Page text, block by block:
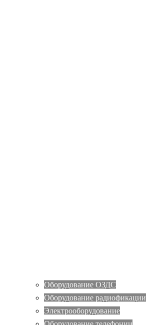
Оборудование ОЗДС
Оборудование радиофикации
Электрооборудование